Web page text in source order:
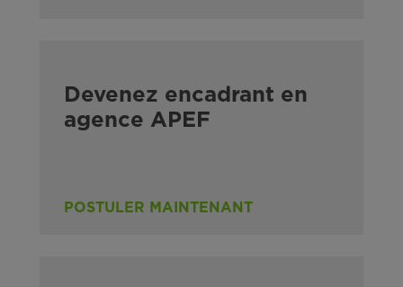
Devenez encadrant en
agence APEF
POSTULER MAINTENANT